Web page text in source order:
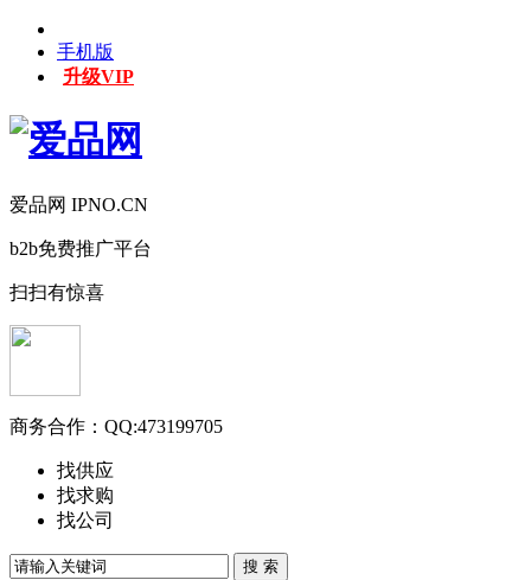
手机版
升级VIP
爱品网 IPNO.CN
b2b免费推广平台
扫扫有惊喜
商务合作： QQ:473199705
找供应
找求购
找公司